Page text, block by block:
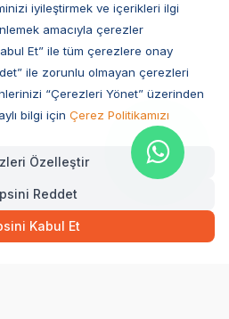
Sorulan Sorular
Başiskele / KOCAELİ
iyileştirmek ve içerikleri ilgi
amacıyla çerezler
Et” ile tüm çerezlere onay
ile zorunlu olmayan çerezleri
“Çerezleri Yönet” üzerinden
bilgi için Çerez Politikamızı
Özelleştir
Reddet
Kabul Et